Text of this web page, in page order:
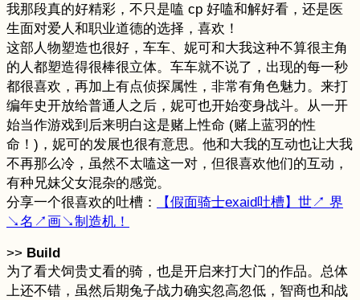
我那段真的好精彩，不只是嗑 cp 好嗑和解好看，还是医
生面对爱人和职业道德的选择，喜欢！
这部人物塑造也很好，车车、妮可和大我这种不算很主角
的人都塑造得很棒很立体。车车就不说了，出现的每一秒
都很喜欢，再加上有点侦探属性，非常有角色魅力。来打
编年史开放给普通人之后，妮可也开始变身战斗。从一开
始当作游戏到后来明白这是赌上性命 (赌上蓝羽的性
命！)，妮可的发展也很有意思。他和大我的互动也让大我
不再那么冷，虽然不太嗑这一对，但很喜欢他们的互动，
有种兄妹父女混杂的感觉。
分享一个很喜欢的吐槽：
【假面骑士exaid吐槽】世↗ 界
↘名↗画↘制造机！
>> Build
为了看犬饲贵丈看的骑，也是开启来打大门的作品。总体
上还不错，虽然后期兔子战力确实忽高忽低，智商也和战